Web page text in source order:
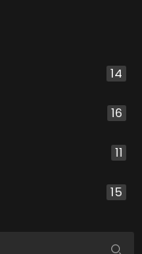
14
16
11
15